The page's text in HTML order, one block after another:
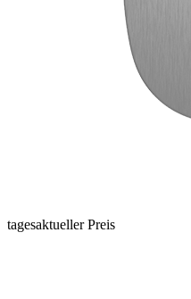
tagesaktueller Preis